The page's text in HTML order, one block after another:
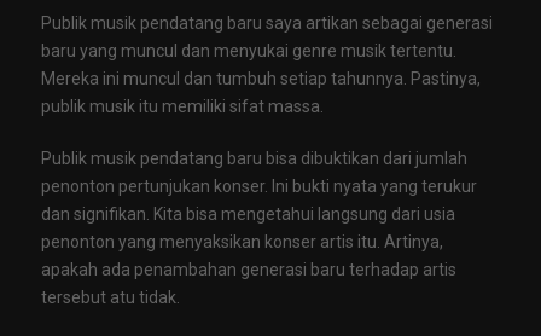
Publik musik pendatang baru saya artikan sebagai generasi
baru yang muncul dan menyukai genre musik tertentu.
Mereka ini muncul dan tumbuh setiap tahunnya. Pastinya,
publik musik itu memiliki sifat massa.
Publik musik pendatang baru bisa dibuktikan dari jumlah
penonton pertunjukan konser. Ini bukti nyata yang terukur
dan signifikan. Kita bisa mengetahui langsung dari usia
penonton yang menyaksikan konser artis itu. Artinya,
apakah ada penambahan generasi baru terhadap artis
tersebut atu tidak.